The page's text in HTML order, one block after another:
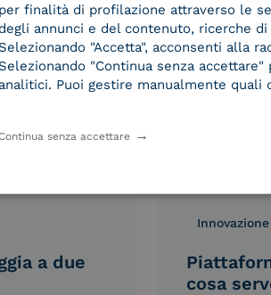
a due
Innovazione
cosa
per finalità di profilazione attraverso le
degli annunci e del contenuto, ricerche
Selezionando "Accetta", acconsenti alla
Selezionando "Continua senza
analitici. Puoi gestire manualmente quali
Continua senza accettare